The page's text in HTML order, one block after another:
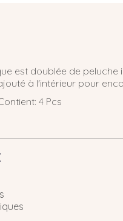
est doublée de
à l'intérieur pour
4 Pcs